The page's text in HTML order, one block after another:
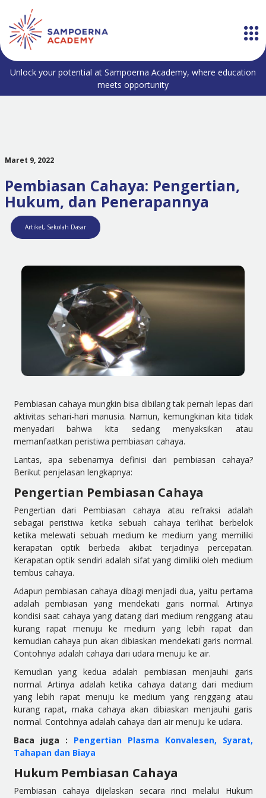
Unlock your potential at Sampoerna Academy, where education
meets opportunity
Maret 9, 2022
Pembiasan Cahaya: Pengertian,
Hukum, dan Penerapannya
Artikel, Sekolah Dasar
Pembiasan cahaya mungkin bisa dibilang tak pernah lepas dari
aktivitas sehari-hari manusia. Namun, kemungkinan kita tidak
menyadari bahwa kita sedang menyaksikan atau
memanfaatkan peristiwa pembiasan cahaya.
Lantas, apa sebenarnya definisi dari pembiasan cahaya?
Berikut penjelasan lengkapnya:
Pengertian Pembiasan Cahaya
Pengertian dari Pembiasan cahaya atau refraksi adalah
sebagai peristiwa ketika sebuah cahaya terlihat berbelok
ketika melewati sebuah medium ke medium yang memiliki
kerapatan optik berbeda akibat terjadinya percepatan.
Kerapatan optik sendiri adalah sifat yang dimiliki oleh medium
tembus cahaya.
Adapun pembiasan cahaya dibagi menjadi dua, yaitu pertama
adalah pembiasan yang mendekati garis normal. Artinya
kondisi saat cahaya yang datang dari medium renggang atau
kurang rapat menuju ke medium yang lebih rapat dan
kemudian cahaya pun akan dibiaskan mendekati garis normal.
Contohnya adalah cahaya dari udara menuju ke air.
Kemudian yang kedua adalah pembiasan menjauhi garis
normal. Artinya adalah ketika cahaya datang dari medium
yang lebih rapat menuju ke medium yang renggang atau
kurang rapat, maka cahaya akan dibiaskan menjauhi garis
normal. Contohnya adalah cahaya dari air menuju ke udara.
Baca juga : Pengertian Plasma Konvalesen, Syarat,
Tahapan dan Biaya
Hukum Pembiasan Cahaya
Pembiasan cahaya dijelaskan secara rinci melalui Hukum